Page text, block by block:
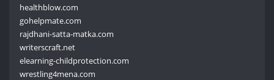
healthblow.com
gohelpmate.com
rajdhani-satta-matka.com
writerscraft.net
elearning-childprotection.com
wrestling4mena.com